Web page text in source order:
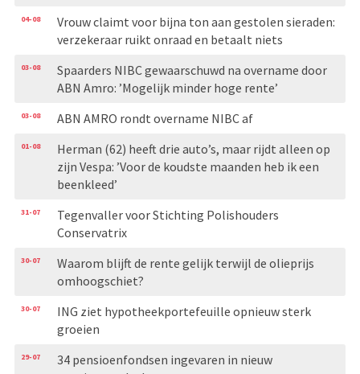
04-08
Vrouw claimt voor bijna ton aan gestolen sieraden:
verzekeraar ruikt onraad en betaalt niets
03-08
Spaarders NIBC gewaarschuwd na overname door
ABN Amro: ’Mogelijk minder hoge rente’
03-08 ABN AMRO rondt overname NIBC af
01-08
Herman (62) heeft drie auto’s, maar rijdt alleen op
zijn Vespa: ’Voor de koudste maanden heb ik een
beenkleed’
31-07
Tegenvaller voor Stichting Polishouders
Conservatrix
30-07
Waarom blijft de rente gelijk terwijl de olieprijs
omhoogschiet?
30-07
ING ziet hypotheekportefeuille opnieuw sterk
groeien
29-07
34 pensioenfondsen ingevaren in nieuw